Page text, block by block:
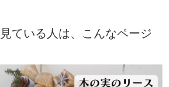
ている人は、こんなページ